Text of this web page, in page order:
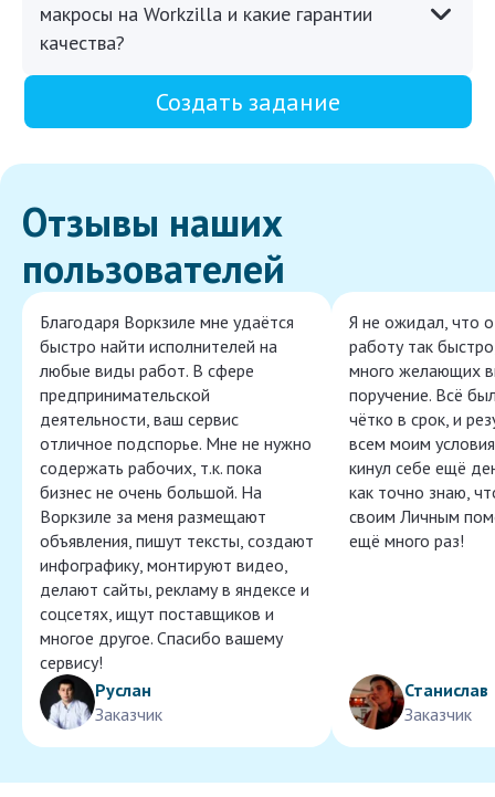
макросы на Workzilla и какие гарантии
качества?
Создать задание
Отзывы наших
пользователей
Благодаря Воркзиле мне удаётся
быстро найти исполнителей на
любые виды работ. В сфере
предпринимательской
деятельности, ваш сервис
отличное подспорье. Мне не нужно
содержать рабочих, т.к. пока
бизнес не очень большой. На
Воркзиле за меня размещают
объявления, пишут тексты, создают
инфографику, монтируют видео,
делают сайты, рекламу в яндексе и
соцсетях, ищут поставщиков и
многое другое. Спасибо вашему
сервису!
Руслан
Заказчик
Я не ожидал, что
работу так
много желающих
поручение. Всё
чётко в срок, и
всем моим
кинул себе ещё
как точно знаю,
своим Личным
ещё много раз!
Станислав
Заказчик